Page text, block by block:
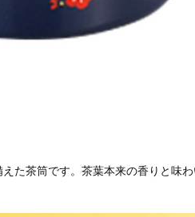
た茶筒です。茶葉本来の香りと味